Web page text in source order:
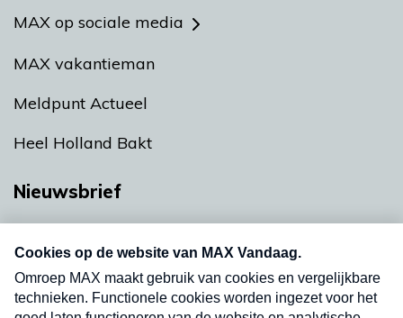
MAX op sociale media
MAX vakantieman
Meldpunt Actueel
Heel Holland Bakt
Nieuwsbrief
Neem hier een gratis abonnement op onze
nieuwsbrief. Elke vrijdag- en dinsdagochtend in
uw mailbox.